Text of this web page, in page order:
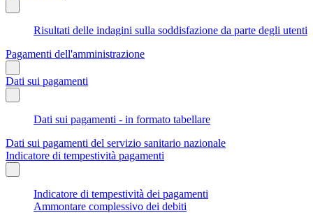
Risultati delle indagini sulla soddisfazione da parte degli utenti
Pagamenti dell'amministrazione
Dati sui pagamenti
Dati sui pagamenti - in formato tabellare
Dati sui pagamenti del servizio sanitario nazionale
Indicatore di tempestività pagamenti
Indicatore di tempestività dei pagamenti
Ammontare complessivo dei debiti